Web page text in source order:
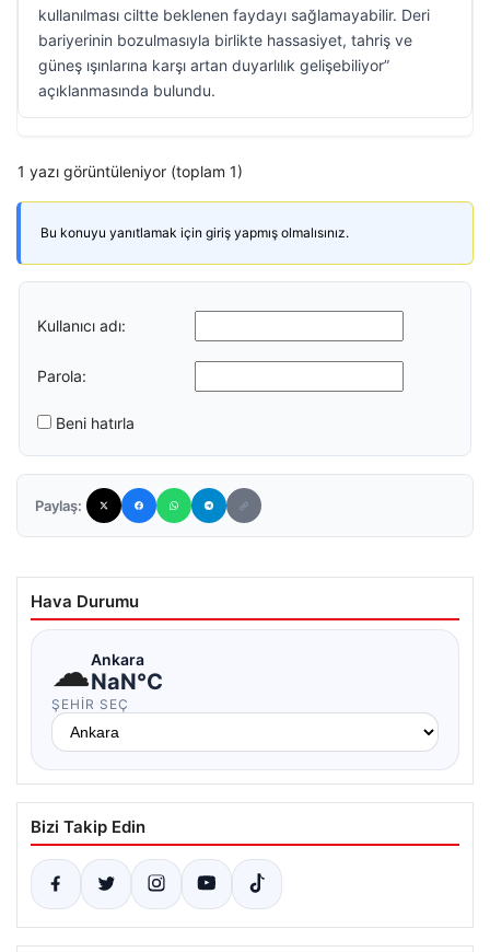
kullanılması ciltte beklenen faydayı sağlamayabilir. Deri
bariyerinin bozulmasıyla birlikte hassasiyet, tahriş ve
güneş ışınlarına karşı artan duyarlılık gelişebiliyor”
açıklanmasında bulundu.
1 yazı görüntüleniyor (toplam 1)
Bu konuyu yanıtlamak için giriş yapmış olmalısınız.
Kullanıcı adı:
Parola:
Beni hatırla
Paylaş:
Hava Durumu
☁Ankara
NaN°C
ŞEHIR SEÇ
Bizi Takip Edin